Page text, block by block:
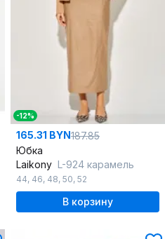
-12%
165.31 BYN187.85
Юбка
Laikony L-924 карамель
44, 46, 48, 50, 52
В корзину